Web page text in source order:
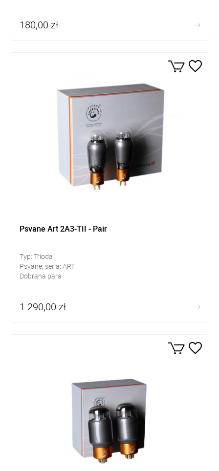
180,00 zł
Psvane Art 2A3-TII - Pair
Typ: Trioda
Psvane, seria: ART
Dobrana para
1 290,00 zł